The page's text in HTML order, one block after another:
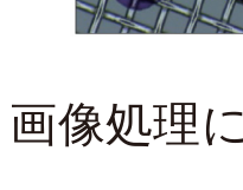
画像処理